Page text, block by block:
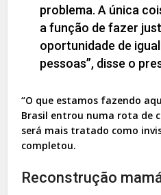
problema. A única
a função de fazer
oportunidade de
pessoas”, disse o
“O que estamos fazendo
Brasil entrou numa rota de
será mais tratado como
completou.
Reconstrução